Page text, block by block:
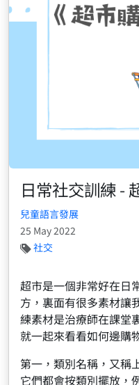
日常社交訓練 -
兒童語言發展
25 May 2022
社交
超市是一個非常好在日
方，裏面有很多素材讓
練素材是治療師在課堂
就一起來看看如何邊購
第一，類別名稱，又稱
它們都會按類別擺放，